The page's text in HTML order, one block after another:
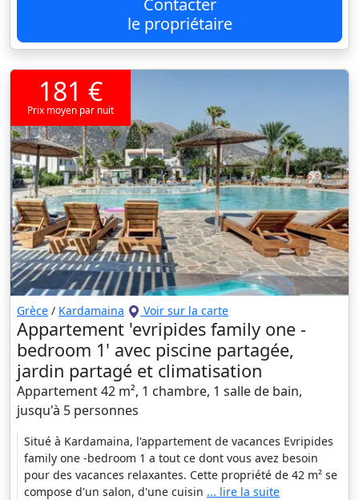
Contacter
le propriétaire
181 €
Prix moyen par nuit
Grèce / Kardamaina Voir sur la carte
Appartement 'evripides family one -
bedroom 1' avec piscine partagée,
jardin partagé et climatisation
Appartement 42 m², 1 chambre, 1 salle de bain,
jusqu'à 5 personnes
Situé à Kardamaina, l'appartement de vacances Evripides
family one -bedroom 1 a tout ce dont vous avez besoin
pour des vacances relaxantes. Cette propriété de 42 m² se
compose d'un salon, d'une cuisin ... lire la suite